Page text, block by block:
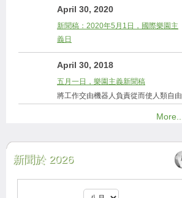
April 30, 2020
新聞稿：2020年5月1日，國際樂園主
義日
April 30, 2018
五月一日，樂園主義新聞稿
將工作交由機器人負責從而使人類自由
More...
新聞於 2026